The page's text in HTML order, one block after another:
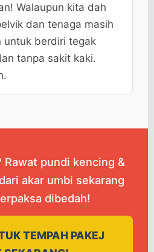
Walaupun kita dah
dan tenaga masih
untuk berdiri tegak
tanpa sakit kaki.
Rawat pundi kencing &
akar umbi sekarang
dibedah!
TEMPAH PAKEJ
SEKARANG!